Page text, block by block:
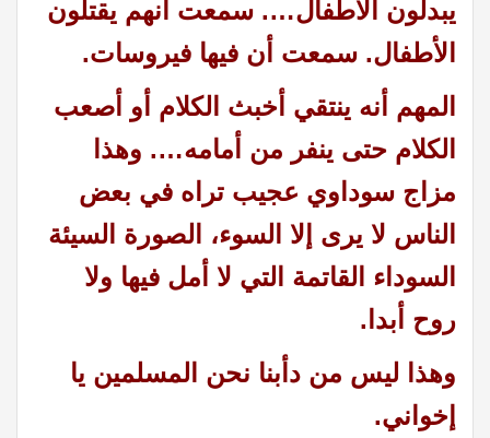
يبدلون الأطفال…. سمعت أنهم يقتلون
الأطفال. سمعت أن فيها فيروسات.
المهم أنه ينتقي أخبث الكلام أو أصعب
الكلام حتى ينفر من أمامه…. وهذا
مزاج سوداوي عجيب تراه في بعض
الناس لا يرى إلا السوء، الصورة السيئة
السوداء القاتمة التي لا أمل فيها ولا
روح أبدا.
وهذا ليس من دأبنا نحن المسلمين يا
إخواني.